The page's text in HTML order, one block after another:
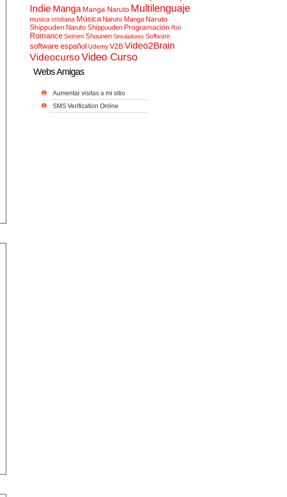
Indie Manga Manga Naruto Multilenguaje
musica cristiana Música Naruto Manga Naruto
Shippuden Naruto Shippuuden Programación Rol
Romance Seinen Shounen Simuladores Software
software español Udemy V2BVideo2Brain
VideocursoVideo Curso
Webs Amigas
Aumentar visitas a mi sitio
SMS Verification Online